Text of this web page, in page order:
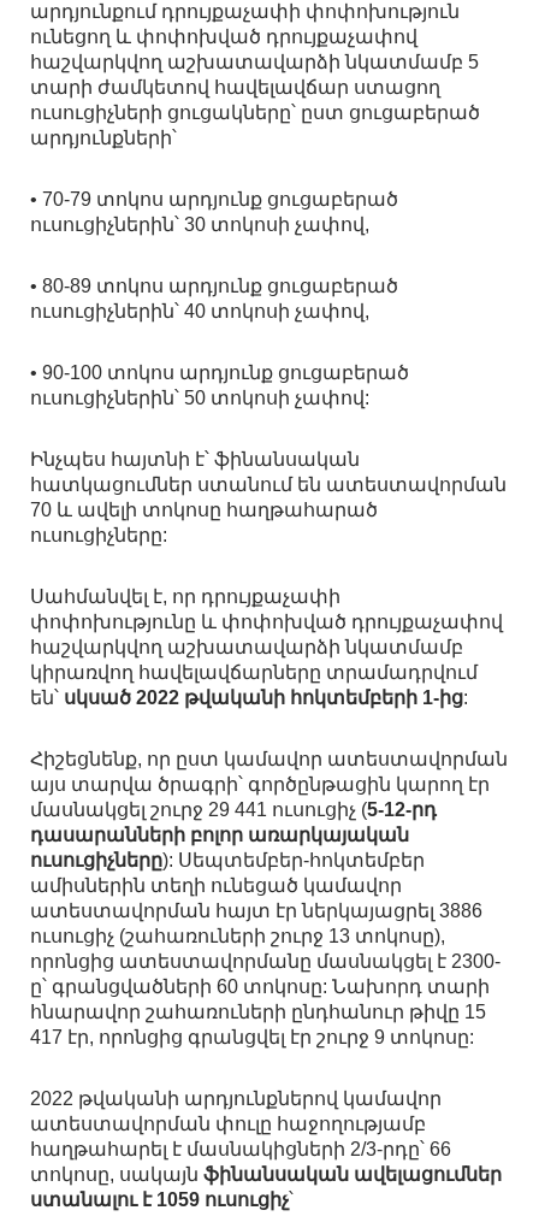
արդյունքում դրույքաչափի փոփոխություն
ունեցող և փոփոխված դրույքաչափով
հաշվարկվող աշխատավարձի նկատմամբ 5
տարի ժամկետով հավելավճար ստացող
ուսուցիչների ցուցակները՝ ըստ ցուցաբերած
արդյունքների՝
• 70-79 տոկոս արդյունք ցուցաբերած
ուսուցիչներին՝ 30 տոկոսի չափով,
• 80-89 տոկոս արդյունք ցուցաբերած
ուսուցիչներին՝ 40 տոկոսի չափով,
• 90-100 տոկոս արդյունք ցուցաբերած
ուսուցիչներին՝ 50 տոկոսի չափով:
Ինչպես հայտնի է՝ ֆինանսական
հատկացումներ ստանում են ատեստավորման
70 և ավելի տոկոսը հաղթահարած
ուսուցիչները:
Սահմանվել է, որ դրույքաչափի
փոփոխությունը և փոփոխված դրույքաչափով
հաշվարկվող աշխատավարձի նկատմամբ
կիրառվող հավելավճարները տրամադրվում
են՝ սկսած 2022 թվականի հոկտեմբերի 1-ից:
Հիշեցնենք, որ ըստ կամավոր ատեստավորման
այս տարվա ծրագրի՝ գործընթացին կարող էր
մասնակցել շուրջ 29 441 ուսուցիչ (5-12-րդ
դասարանների բոլոր առարկայական
ուսուցիչները): Սեպտեմբեր-հոկտեմբեր
ամիսներին տեղի ունեցած կամավոր
ատեստավորման հայտ էր ներկայացրել 3886
ուսուցիչ (շահառուների շուրջ 13 տոկոսը),
որոնցից ատեստավորմանը մասնակցել է 2300-
ը՝ գրանցվածների 60 տոկոսը: Նախորդ տարի
հնարավոր շահառուների ընդհանուր թիվը 15
417 էր, որոնցից գրանցվել էր շուրջ 9 տոկոսը:
2022 թվականի արդյունքներով կամավոր
ատեստավորման փուլը հաջողությամբ
հաղթահարել է մասնակիցների 2/3-րդը՝ 66
տոկոսը, սակայն ֆինանսական ավելացումներ
ստանալու է 1059 ուսուցիչ՝